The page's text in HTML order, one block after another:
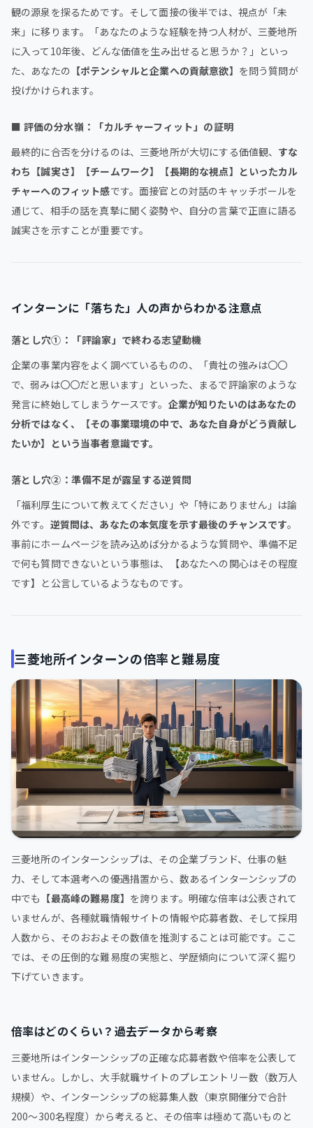
観の源泉を探るためです。そして面接の後半では、視点が「未
来」に移ります。「あなたのような経験を持つ人材が、三菱地所
に入って10年後、どんな価値を生み出せると思うか？」といっ
た、あなたの 【ポテンシャルと企業への貢献意欲】 を問う質問が
投げかけられます。
■ 評価の分水嶺：「カルチャーフィット」の証明
最終的に合否を分けるのは、三菱地所が大切にする価値観、 すな
わち【誠実さ】【チームワーク】【長期的な視点】といったカル
チャーへのフィット感です。面接官との対話のキャッチボールを
通じて、相手の話を真摯に聞く姿勢や、自分の言葉で正直に語る
誠実さを示すことが重要です。
インターンに「落ちた」人の声からわかる注意点
落とし穴①：「評論家」で終わる志望動機
企業の事業内容をよく調べているものの、「貴社の強みは〇〇
で、弱みは〇〇だと思います」といった、まるで評論家のような
発言に終始してしまうケースです。 企業が知りたいのはあなたの
分析ではなく、【その事業環境の中で、あなた自身がどう貢献し
たいか】という当事者意識です。
落とし穴②：準備不足が露呈する逆質問
「福利厚生について教えてください」や「特にありません」は論
外です。 逆質問は、あなたの本気度を示す最後のチャンスです。
事前にホームページを読み込めば分かるような質問や、準備不足
で何も質問できないという事態は、【あなたへの関心はその程度
です】と公言しているようなものです。
三菱地所インターンの倍率と難易度
三菱地所のインターンシップは、その企業ブランド、仕事の魅
力、そして本選考への優遇措置から、数あるインターンシップの
中でも 【最高峰の難易度】 を誇ります。明確な倍率は公表されて
いませんが、各種就職情報サイトの情報や応募者数、そして採用
人数から、そのおおよその数値を推測することは可能です。ここ
では、その圧倒的な難易度の実態と、学歴傾向について深く掘り
下げていきます。
倍率はどのくらい？過去データから考察
三菱地所はインターンシップの正確な応募者数や倍率を公表して
いません。しかし、大手就職サイトのプレエントリー数（数万人
規模）や、インターンシップの総募集人数（東京開催分で合計
200〜300名程度）から考えると、その倍率は極めて高いものと